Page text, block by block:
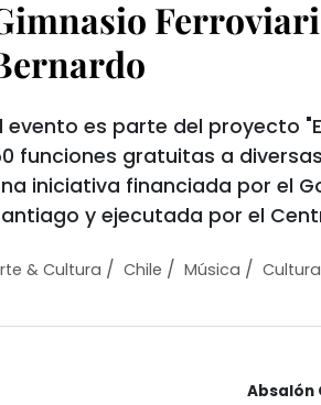
evento es parte del proyecto
funciones gratuitas a
iniciativa financiada por el
y ejecutada por el
& Cultura / Chile / Música / Cultura
Absalón